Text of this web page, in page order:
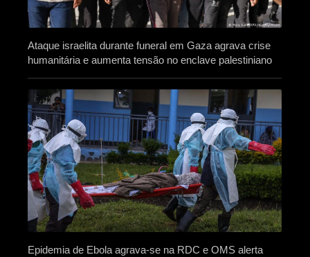
Ataque israelita durante funeral em Gaza agrava crise
humanitária e aumenta tensão no enclave palestiniano
Epidemia de Ebola agrava-se na RDC e OMS alerta